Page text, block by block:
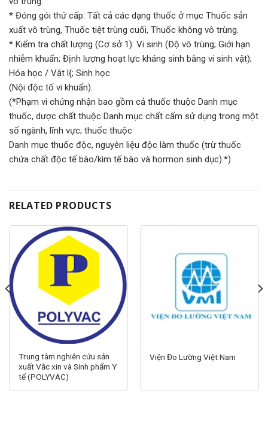
* Đóng gói thứ cấp: Tất cả các dạng thuốc ở mục Thuốc sản
xuất vô trùng, Thuốc tiệt trùng cuối, Thuốc không vô trùng.
* Kiểm tra chất lượng (Cơ sở 1): Vi sinh (Độ vô trùng; Giới hạn
nhiễm khuẩn; Định lượng hoạt lực kháng sinh bằng vi sinh vật);
Hóa học / Vật l{; Sinh học
(Nội độc tố vi khuẩn).
(*Phạm vi chứng nhận bao gồm cả thuốc thuộc Danh mục
thuốc, dược chất thuộc Danh mục chất cấm sử dụng trong một
số ngành, lĩnh vực; thuốc thuộc
Danh mục thuốc độc, nguyên liệu độc làm thuốc (trừ thuốc
chứa chất độc tế bào/kìm tế bào và hormon sinh dục).*)
RELATED PRODUCTS
Trung tâm nghiên cứu sản
xuất Vắc xin và Sinh phẩm Y
tế (POLYVAC)
Viện Đo Lường Việt Nam